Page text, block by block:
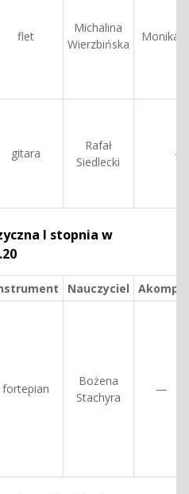
flet
Michalina
Wierzbińska
Monika
gitara
Rafał
Siedlecki
—
I stopnia w
Nauczyciel Akomp.
fortepian
Bożena
Stachyra
—